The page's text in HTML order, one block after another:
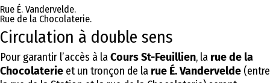
Rue É. Vandervelde.
Rue de la Chocolaterie.
Circulation à double sens
Pour garantir l’accès à laCours St-Feuillien, la rue de la
Chocolaterie et un tronçon de la rue É. Vandervelde (entre